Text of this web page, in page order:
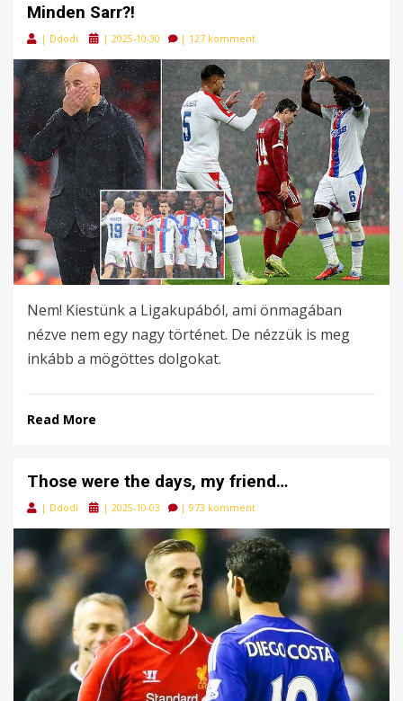
Minden Sarr?!
| Ddodi
Posted
| 2025-10-30 | 127 komment
Nem! Kiestünk a Ligakupából, ami önmagában
nézve nem egy nagy történet. De nézzük is meg
inkább a mögöttes dolgokat.
Read More
Those were the days, my friend…
| Ddodi
Posted
| 2025-10-03 | 973 komment